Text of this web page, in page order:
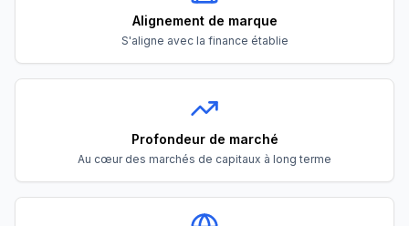
Alignement de marque
S'aligne avec la finance établie
Profondeur de marché
Au cœur des marchés de capitaux à long terme